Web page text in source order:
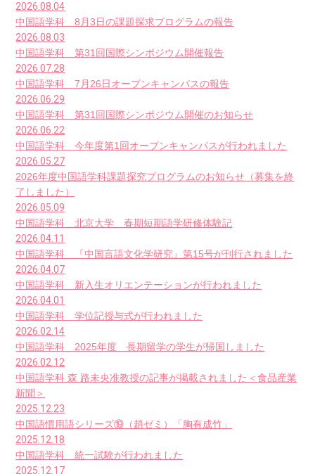
2026.08.04
中国語学科 8月3日の課題探求プログラムの報告
2026.08.03
中国語学科 第31回国際シンポジウム開催報告
2026.07.28
中国語学科 7月26日オープンキャンパスの報告
2026.06.29
中国語学科 第31回国際シンポジウム開催のお知らせ
2026.06.22
中国語学科 今年度第1回オープンキャンパスが行われました
2026.05.27
2026年度中国語学科課題探究プログラムのお知らせ（募集を終
了しました）
2026.05.09
中国語学科 北京大学 春期短期語学研修体験記
2026.04.11
中国語学科 『中国言語文化学研究』第15号が刊行されました
2026.04.07
中国語学科 新入生オリエンテーションが行われました
2026.04.01
中国語学科 学位記授与式が行われました
2026.02.14
中国語学科 2025年度 長期留学の学生が帰国しました
2026.02.12
中国語学科 森 路未央准教授の記事が掲載されました＜食品産業
新聞＞
2025.12.23
中国語慣用語シリーズ⑲（趙ゼミ）「胸有成竹」
2025.12.18
中国語学科 統一試験が行われました
2025.12.17